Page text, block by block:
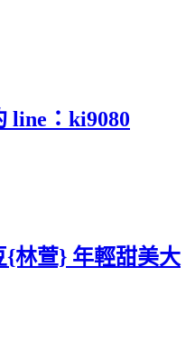
line：ki9080
{林萱} 年輕甜美大